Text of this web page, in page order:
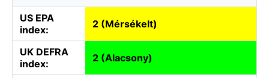
US EPA
index:
2 (Mérsékelt)
UK DEFRA
index:
2 (Alacsony)